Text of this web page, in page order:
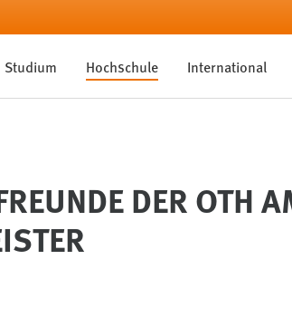
Studium Hochschule International
DER OTH